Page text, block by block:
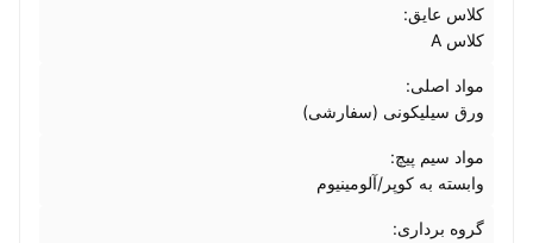
کلاس عایق:
کلاس A
مواد اصلی:
ورق سیلیکونی (سفارشی)
مواد سیم پیچ:
وابسته به کوپر/آلومینیوم
گروه برداری: